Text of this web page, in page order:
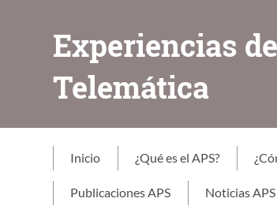
Experiencias
Telemática
Inicio ¿Qué es el APS?
Publicaciones APS Noticias APS